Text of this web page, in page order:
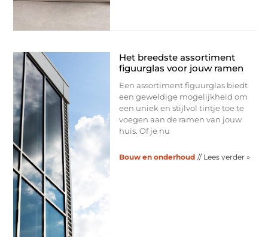
Het breedste assortiment
figuurglas voor jouw ramen
Een assortiment figuurglas biedt
een geweldige mogelijkheid om
een uniek en stijlvol tintje toe te
voegen aan de ramen van jouw
huis. Of je nu
Bouw en onderhoud // Lees verder »